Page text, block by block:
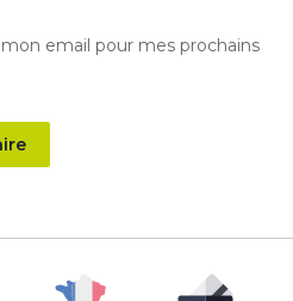
email pour mes prochains